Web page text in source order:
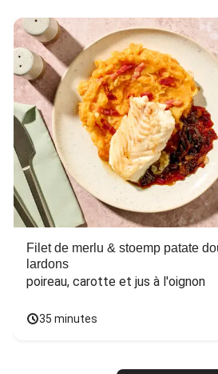
Filet de merlu & stoemp patate
lardons
poireau, carotte et jus à l'oignon
35 minutes